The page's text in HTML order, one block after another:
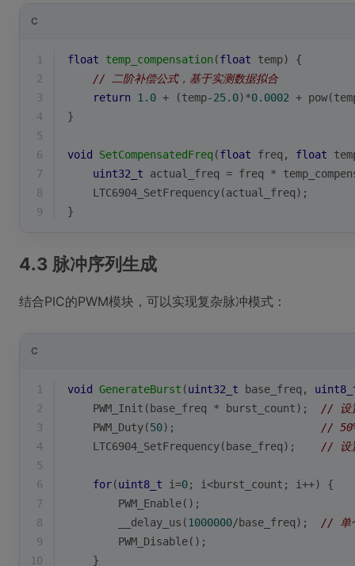
C
1 float temp_compensation(float temp)
{
2
// 二阶补偿公式，基于实测数据拟合
3
return 1.0 + (temp-25.0)*0.0002 + pow
4
}
5
6
void SetCompensatedFreq(float freq, float
7
uint32_t actual_freq = freq *
8
    LTC6904_SetFrequency(actual_freq);
9
}
4.3 脉冲序列生成
结合PIC的PWM模块，可以实现复杂脉冲模式：
C
1 void GenerateBurst (uint32_t base_freq,
2
    PWM_Init(base_freq * burst_count);
// 设
3
    PWM_Duty(
50); //
4
    LTC6904_SetFrequency(base_freq);
// 设
5
6
for(uint8_t i=0; i<burst_count; i++) {
7
        PWM_Enable();
8
        __delay_us(
1000000/base_freq); // 单
9
        PWM_Disable();
10
    }